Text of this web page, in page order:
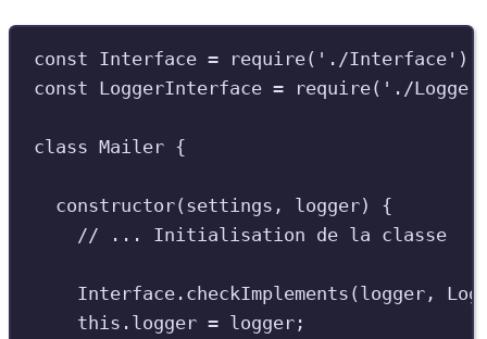
const Interface = require( ' ./Interface ' )
const LoggerInterface = require( ' ./
class Mailer {
constructor( settings , logger)
{
// ... Initialisation de la classe
Interface . checkImplements ( logger ,
this . logger = logger ;